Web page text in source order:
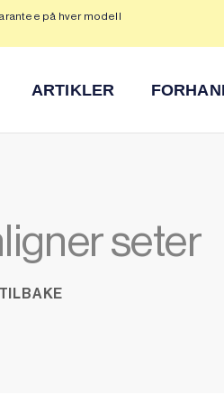
på hver modell
ARTIKLER
seter
TILBAKE